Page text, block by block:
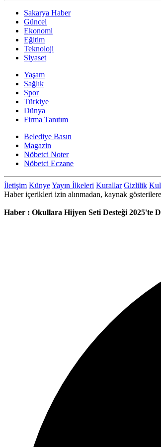
Sakarya Haber
Güncel
Ekonomi
Eğitim
Teknoloji
Siyaset
Yaşam
Sağlık
Spor
Türkiye
Dünya
Firma Tanıtım
Belediye Basın
Magazin
Nöbetci Noter
Nöbetci Eczane
İletişim KünyeYayın İlkeleri Kurallar Gizlilik
Haber içerikleri izin alınmadan, kaynak
Haber : Okullara Hijyen Seti Desteği 2025'te